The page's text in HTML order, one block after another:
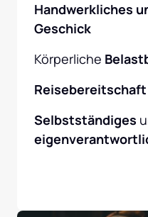
Handwerkliches
Geschick
Körperliche
Reisebereitschaft
Selbstständiges